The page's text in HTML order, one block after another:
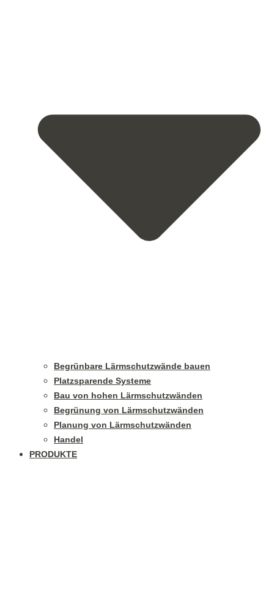
Begrünbare Lärmschutzwände bauen
Platzsparende Systeme
Bau von hohen Lärmschutzwänden
Begrünung von Lärmschutzwänden
Planung von Lärmschutzwänden
Handel
PRODUKTE